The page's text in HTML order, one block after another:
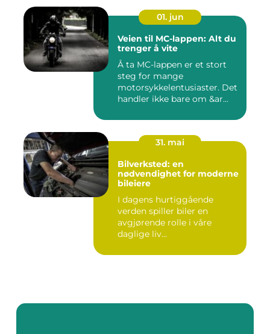
01. jun
Veien til MC-lappen: Alt du
trenger å vite
Å ta MC-lappen er et stort
steg for mange
motorsykkelentusiaster. Det
handler ikke bare om &ar...
31. mai
Bilverksted: en
nødvendighet for moderne
bileiere
I dagens hurtiggående
verden spiller biler en
avgjørende rolle i våre
daglige liv...